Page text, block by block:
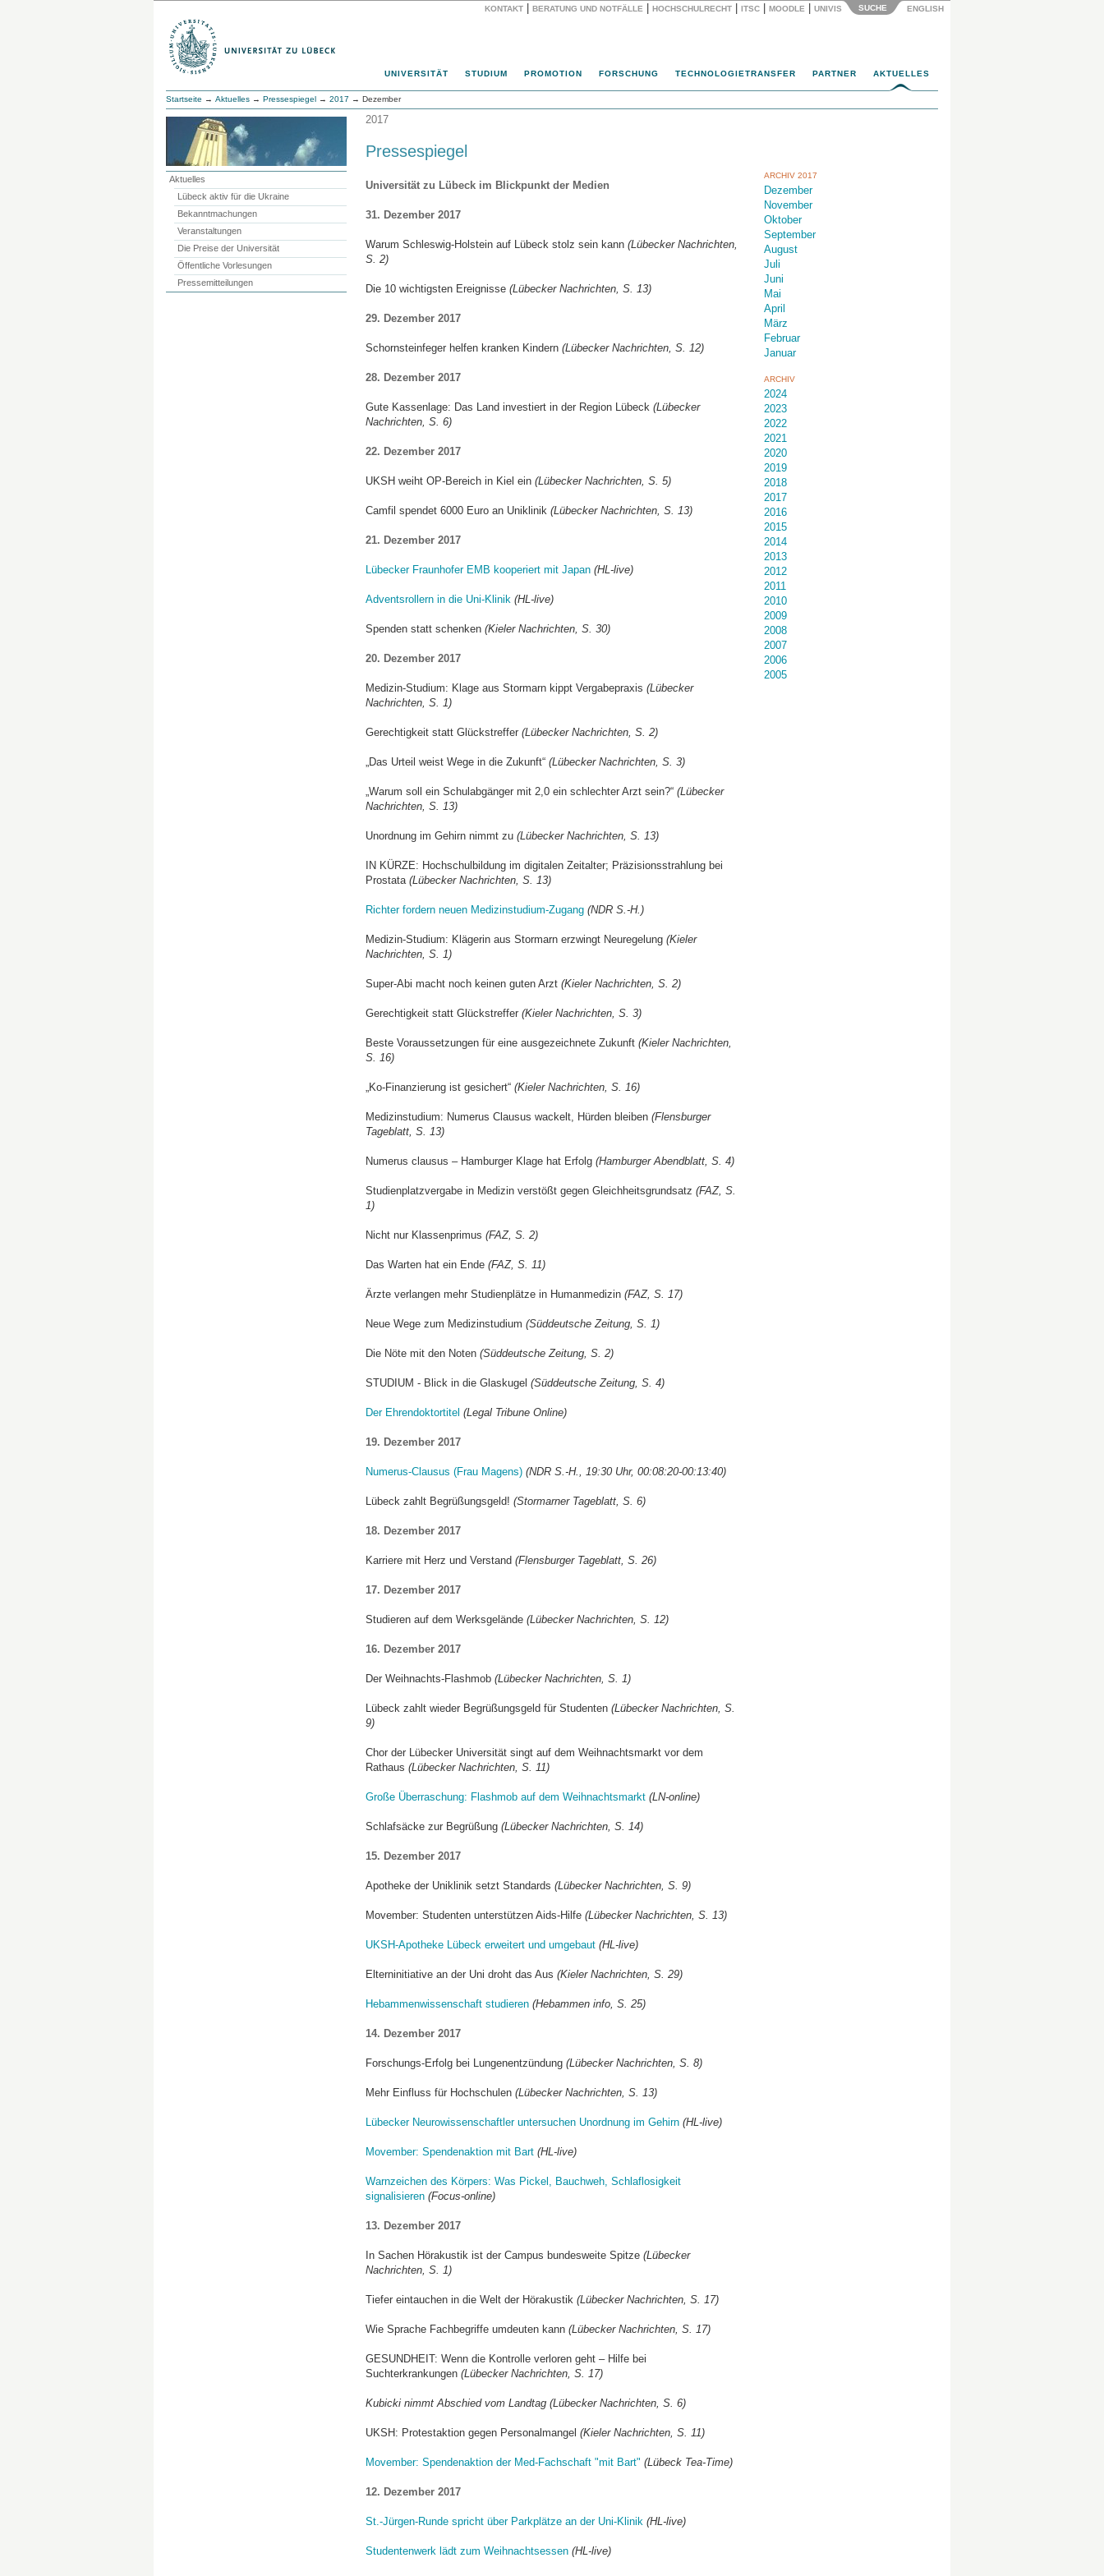
KONTAKT BERATUNG UND NOTFÄLLE HOCHSCHULRECHT ITSC MOODLE UNIVIS SUCHE ENGLISH
UNIVERSITÄT STUDIUM PROMOTION FORSCHUNG TECHNOLOGIETRANSFER PARTNER AKTUELLES
Startseite → Aktuelles → Pressespiegel → 2017 → Dezember
Aktuelles
Lübeck aktiv für die Ukraine
Bekanntmachungen
Veranstaltungen
Die Preise der Universität
Öffentliche Vorlesungen
Pressemitteilungen
2017
Pressespiegel
Universität zu Lübeck im Blickpunkt der Medien
31. Dezember 2017
Warum Schleswig-Holstein auf Lübeck stolz sein kann (Lübecker Nachrichten,
S. 2)
Die 10 wichtigsten Ereignisse(Lübecker Nachrichten, S. 13)
29. Dezember 2017
Schornsteinfeger helfen kranken Kindern (Lübecker Nachrichten, S. 12)
28. Dezember 2017
Gute Kassenlage: Das Land investiert in der Region Lübeck (Lübecker
Nachrichten, S. 6)
22. Dezember 2017
UKSH weiht OP-Bereich in Kiel ein (Lübecker Nachrichten, S. 5)
Camfil spendet 6000 Euro an Uniklinik(Lübecker Nachrichten, S. 13)
21. Dezember 2017
Lübecker Fraunhofer EMB kooperiert mit Japan (HL-live)
Adventsrollern in die Uni-Klinik (HL-live)
Spenden statt schenken(Kieler Nachrichten, S. 30)
20. Dezember 2017
Medizin-Studium: Klage aus Stormarn kippt Vergabepraxis (Lübecker
Nachrichten, S. 1)
Gerechtigkeit statt Glückstreffer(Lübecker Nachrichten, S. 2)
„Das Urteil weist Wege in die Zukunft“(Lübecker Nachrichten, S. 3)
„Warum soll ein Schulabgänger mit 2,0 ein schlechter Arzt sein?“ (Lübecker
Nachrichten, S. 13)
Unordnung im Gehirn nimmt zu(Lübecker Nachrichten, S. 13)
IN KÜRZE: Hochschulbildung im digitalen Zeitalter; Präzisionsstrahlung bei
Prostata(Lübecker Nachrichten, S. 13)
Richter fordern neuen Medizinstudium-Zugang(NDR S.-H.)
Medizin-Studium: Klägerin aus Stormarn erzwingt Neuregelung(Kieler
Nachrichten, S. 1)
Super-Abi macht noch keinen guten Arzt(Kieler Nachrichten, S. 2)
Gerechtigkeit statt Glückstreffer (Kieler Nachrichten, S. 3)
Beste Voraussetzungen für eine ausgezeichnete Zukunft (Kieler Nachrichten,
S. 16)
„Ko-Finanzierung ist gesichert“ (Kieler Nachrichten, S. 16)
Medizinstudium: Numerus Clausus wackelt, Hürden bleiben(Flensburger
Tageblatt, S. 13)
Numerus clausus – Hamburger Klage hat Erfolg(Hamburger Abendblatt, S. 4)
Studienplatzvergabe in Medizin verstößt gegen Gleichheitsgrundsatz (FAZ, S.
1)
Nicht nur Klassenprimus (FAZ, S. 2)
Das Warten hat ein Ende(FAZ, S. 11)
Ärzte verlangen mehr Studienplätze in Humanmedizin (FAZ, S. 17)
Neue Wege zum Medizinstudium (Süddeutsche Zeitung, S. 1)
Die Nöte mit den Noten (Süddeutsche Zeitung, S. 2)
STUDIUM - Blick in die Glaskugel (Süddeutsche Zeitung, S. 4)
Der Ehrendoktortitel (Legal Tribune Online)
19. Dezember 2017
Numerus-Clausus (Frau Magens) (NDR S.-H., 19:30 Uhr, 00:08:20-00:13:40)
Lübeck zahlt Begrüßungsgeld! (Stormarner Tageblatt, S. 6)
18. Dezember 2017
Karriere mit Herz und Verstand (Flensburger Tageblatt, S. 26)
17. Dezember 2017
Studieren auf dem Werksgelände (Lübecker Nachrichten, S. 12)
16. Dezember 2017
Der Weihnachts-Flashmob (Lübecker Nachrichten, S. 1)
Lübeck zahlt wieder Begrüßungsgeld für Studenten(Lübecker Nachrichten, S.
9)
Chor der Lübecker Universität singt auf dem Weihnachtsmarkt vor dem
Rathaus (Lübecker Nachrichten, S. 11)
Große Überraschung: Flashmob auf dem Weihnachtsmarkt(LN-online)
Schlafsäcke zur Begrüßung(Lübecker Nachrichten, S. 14)
15. Dezember 2017
Apotheke der Uniklinik setzt Standards (Lübecker Nachrichten, S. 9)
Movember: Studenten unterstützen Aids-Hilfe (Lübecker Nachrichten, S. 13)
UKSH-Apotheke Lübeck erweitert und umgebaut(HL-live)
Elterninitiative an der Uni droht das Aus (Kieler Nachrichten, S. 29)
Hebammenwissenschaft studieren(Hebammen info, S. 25)
14. Dezember 2017
Forschungs-Erfolg bei Lungenentzündung (Lübecker Nachrichten, S. 8)
Mehr Einfluss für Hochschulen (Lübecker Nachrichten, S. 13)
Lübecker Neurowissenschaftler untersuchen Unordnung im Gehirn(HL-live)
Movember: Spendenaktion mit Bart (HL-live)
Warnzeichen des Körpers: Was Pickel, Bauchweh, Schlaflosigkeit
signalisieren (Focus-online)
13. Dezember 2017
In Sachen Hörakustik ist der Campus bundesweite Spitze (Lübecker
Nachrichten, S. 1)
Tiefer eintauchen in die Welt der Hörakustik(Lübecker Nachrichten, S. 17)
Wie Sprache Fachbegriffe umdeuten kann(Lübecker Nachrichten, S. 17)
GESUNDHEIT: Wenn die Kontrolle verloren geht – Hilfe bei
Suchterkrankungen(Lübecker Nachrichten, S. 17)
Kubicki nimmt Abschied vom Landtag (Lübecker Nachrichten, S. 6)
UKSH: Protestaktion gegen Personalmangel (Kieler Nachrichten, S. 11)
Movember: Spendenaktion der Med-Fachschaft "mit Bart" (Lübeck Tea-Time)
12. Dezember 2017
St.-Jürgen-Runde spricht über Parkplätze an der Uni-Klinik (HL-live)
Studentenwerk lädt zum Weihnachtsessen(HL-live)
ARCHIV 2017
Dezember
November
Oktober
September
August
Juli
Juni
Mai
April
März
Februar
Januar
ARCHIV
2024
2023
2022
2021
2020
2019
2018
2017
2016
2015
2014
2013
2012
2011
2010
2009
2008
2007
2006
2005